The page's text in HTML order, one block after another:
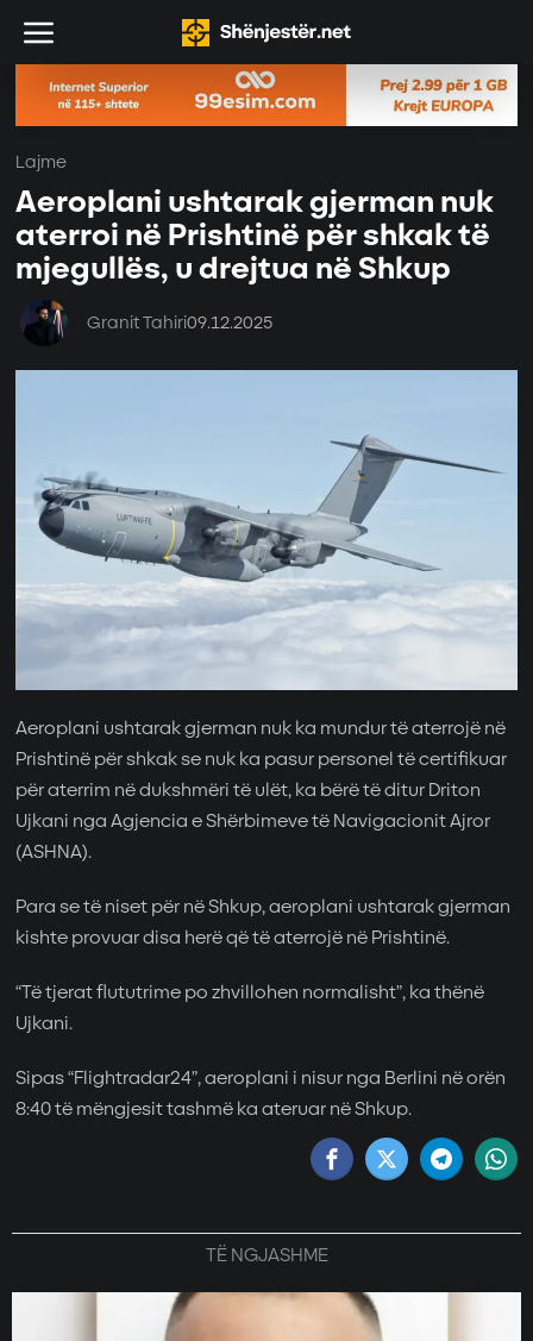
Lajme
Aeroplani ushtarak gjerman nuk
aterroi në Prishtinë për shkak të
mjegullës, u drejtua në Shkup
Granit Tahiri09.12.2025
Aeroplani ushtarak gjerman nuk ka mundur të aterrojë në
Prishtinë për shkak se nuk ka pasur personel të certifikuar
për aterrim në dukshmëri të ulët, ka bërë të ditur Driton
Ujkani nga Agjencia e Shërbimeve të Navigacionit Ajror
(ASHNA).
Para se të niset për në Shkup, aeroplani ushtarak gjerman
kishte provuar disa herë që të aterrojë në Prishtinë.
“Të tjerat flututrime po zhvillohen normalisht”, ka thënë
Ujkani.
Sipas “Flightradar24”, aeroplani i nisur nga Berlini në orën
8:40 të mëngjesit tashmë ka ateruar në Shkup.
TË NGJASHME